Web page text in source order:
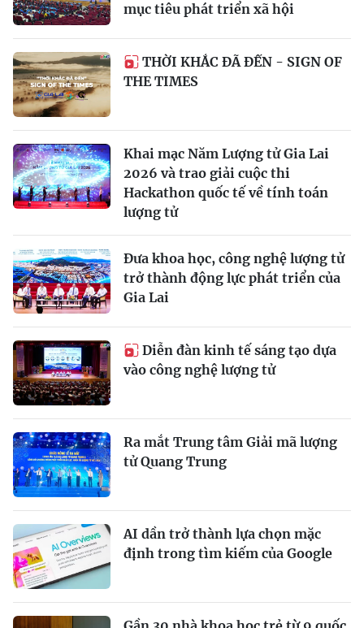
mục tiêu phát triển xã hội
THỜI KHẮC ĐÃ ĐẾN - SIGN OF
THE TIMES
Khai mạc Năm Lượng tử Gia Lai
2026 và trao giải cuộc thi
Hackathon quốc tế về tính toán
lượng tử
Đưa khoa học, công nghệ lượng tử
trở thành động lực phát triển của
Gia Lai
Diễn đàn kinh tế sáng tạo dựa
vào công nghệ lượng tử
Ra mắt Trung tâm Giải mã lượng
tử Quang Trung
AI dần trở thành lựa chọn mặc
định trong tìm kiếm của Google